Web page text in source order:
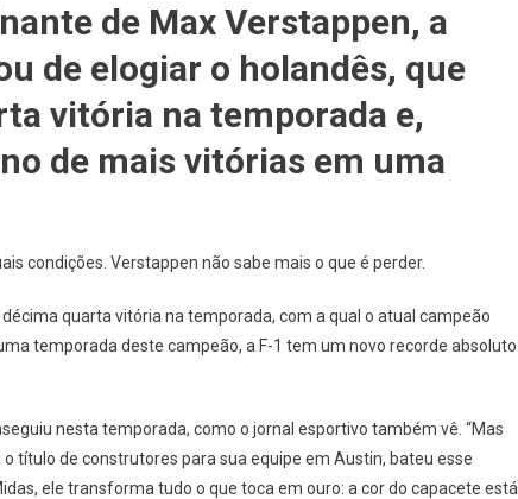
de Max Verstappen, a
de elogiar o holandês, que
vitória na temporada e,
de mais vitórias em uma
condições. Verstappen não sabe mais o que é perder.
quarta vitória na temporada, com a qual o atual campeão
temporada deste campeão, a F-1 tem um novo recorde absoluto
nesta temporada, como o jornal esportivo também vê. “Mas
título de construtores para sua equipe em Austin, bateu esse
ele transforma tudo o que toca em ouro: a cor do capacete está